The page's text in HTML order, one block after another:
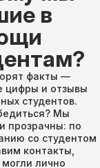
в
факты —
цифры и отзывы
студентов.
Мы
прозрачны: по
со студентом
контакты,
лично